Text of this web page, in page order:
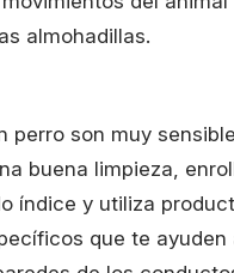
almohadillas.
perro son muy
buena limpieza,
índice y utiliza
que te ayuden